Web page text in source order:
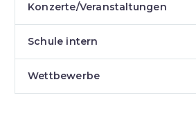
Konzerte/Veranstaltungen
Schule intern
Wettbewerbe